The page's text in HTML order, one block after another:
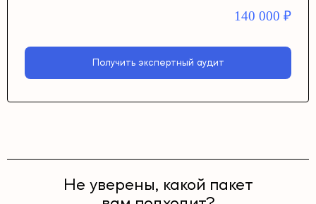
140 000 ₽
Получить экспертный аудит
Не уверены, какой пакет